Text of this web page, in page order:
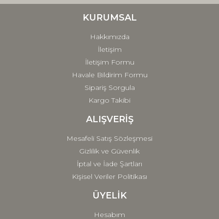
Ürün fiyatı diğer sitelerden daha pahalı.
Gönder
KURUMSAL
Hakkımızda
İletişim
İletişim Formu
Havale Bildirim Formu
Sipariş Sorgula
Kargo Takibi
ALIŞVERİŞ
Mesafeli Satış Sözleşmesi
Gizlilik ve Güvenlik
İptal ve İade Şartları
Kişisel Veriler Politikası
ÜYELİK
Hesabım